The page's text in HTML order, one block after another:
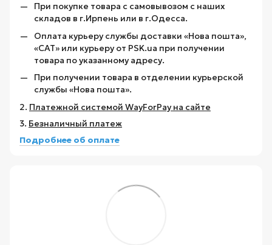
При покупке товара с самовывозом с наших
складов в г.Ирпень или в г.Одесса.
Оплата курьеру службы доставки «Нова пошта»,
«САТ» или курьеру от PSK.ua при получении
товара по указанному адресу.
При получении товара в отделении курьерской
службы «Нова пошта».
2. Платежной системой WayForPay на сайте
3. Безналичный платеж
Подробнее об оплате